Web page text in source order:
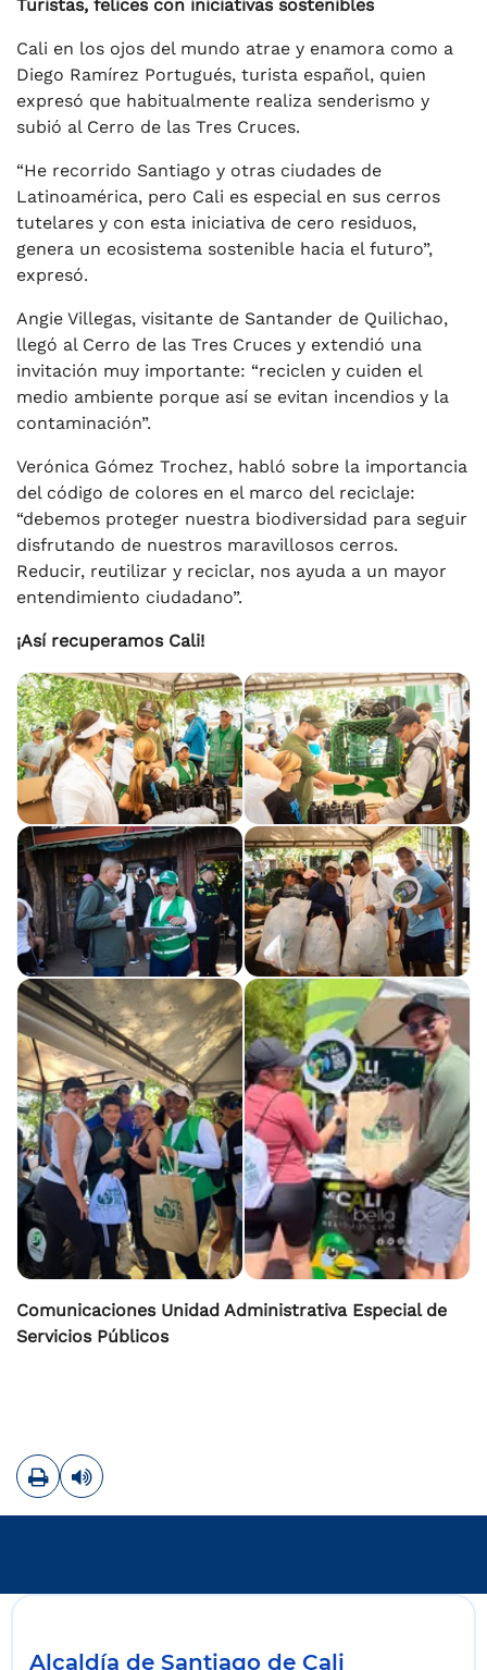
Turistas, felices con iniciativas sostenibles
Cali en los ojos del mundo atrae y enamora como a
Diego Ramírez Portugués, turista español, quien
expresó que habitualmente realiza senderismo y
subió al Cerro de las Tres Cruces.
“He recorrido Santiago y otras ciudades de
Latinoamérica, pero Cali es especial en sus cerros
tutelares y con esta iniciativa de cero residuos,
genera un ecosistema sostenible hacia el futuro”,
expresó.
Angie Villegas, visitante de Santander de Quilichao,
llegó al Cerro de las Tres Cruces y extendió una
invitación muy importante: “reciclen y cuiden el
medio ambiente porque así se evitan incendios y la
contaminación”.
Verónica Gómez Trochez, habló sobre la importancia
del código de colores en el marco del reciclaje:
“debemos proteger nuestra biodiversidad para seguir
disfrutando de nuestros maravillosos cerros.
Reducir, reutilizar y reciclar, nos ayuda a un mayor
entendimiento ciudadano”.
¡Así recuperamos Cali!
Comunicaciones Unidad Administrativa Especial de
Servicios Públicos
ImprimirLeer contenido
Alcaldía de Santiago de Cali